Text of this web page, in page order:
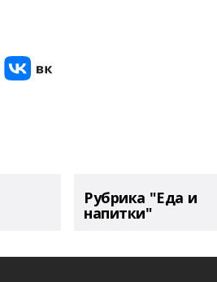
Рубрика "Еда и
напитки"